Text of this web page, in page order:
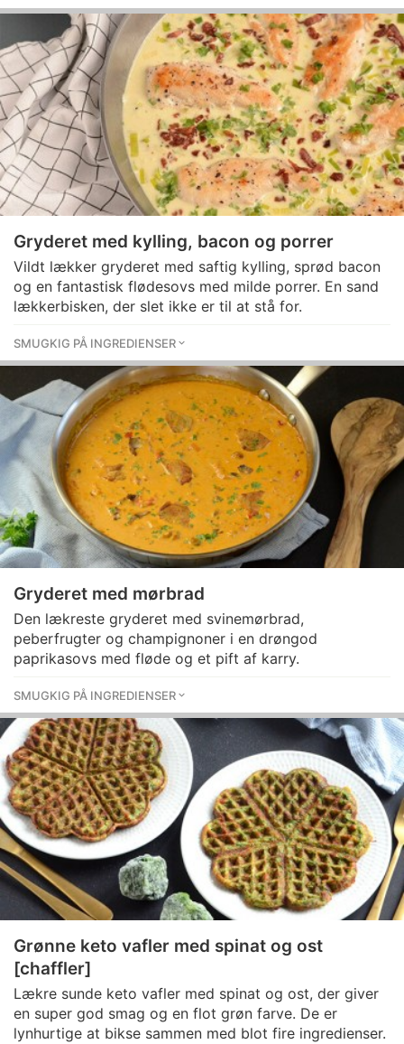
Gryderet med kylling, bacon og porrer
Vildt lækker gryderet med saftig kylling, sprød bacon
og en fantastisk flødesovs med milde porrer. En sand
lækkerbisken, der slet ikke er til at stå for.
SMUGKIG PÅ INGREDIENSER
Gryderet med mørbrad
Den lækreste gryderet med svinemørbrad,
peberfrugter og champignoner i en drøngod
paprikasovs med fløde og et pift af karry.
SMUGKIG PÅ INGREDIENSER
Grønne keto vafler med spinat og ost
[chaffler]
Lækre sunde keto vafler med spinat og ost, der giver
en super god smag og en flot grøn farve. De er
lynhurtige at bikse sammen med blot fire ingredienser.